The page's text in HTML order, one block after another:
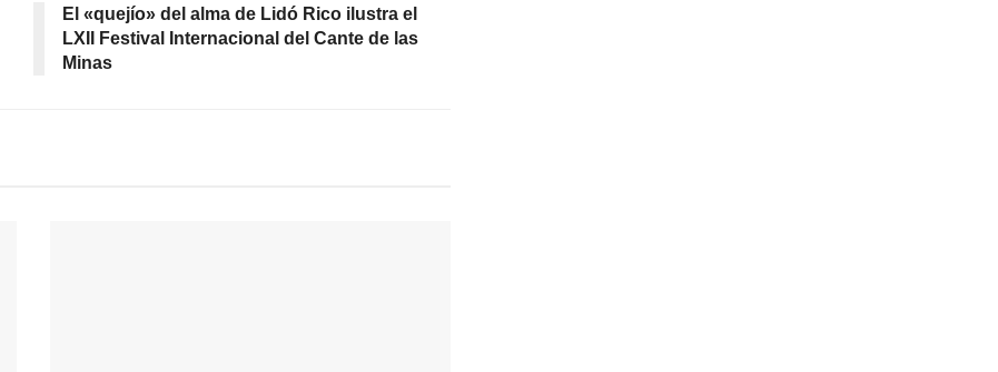
El «quejío» del alma de Lidó Rico ilustra el
LXII Festival Internacional del Cante de las
Minas